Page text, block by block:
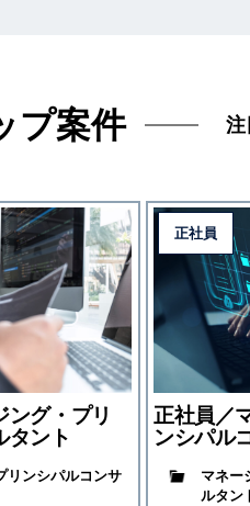
プ案件 注
ング・プリ
タント
リンシパルコンサ
正社員／
ンシパル
正社員
マネー
ルタン